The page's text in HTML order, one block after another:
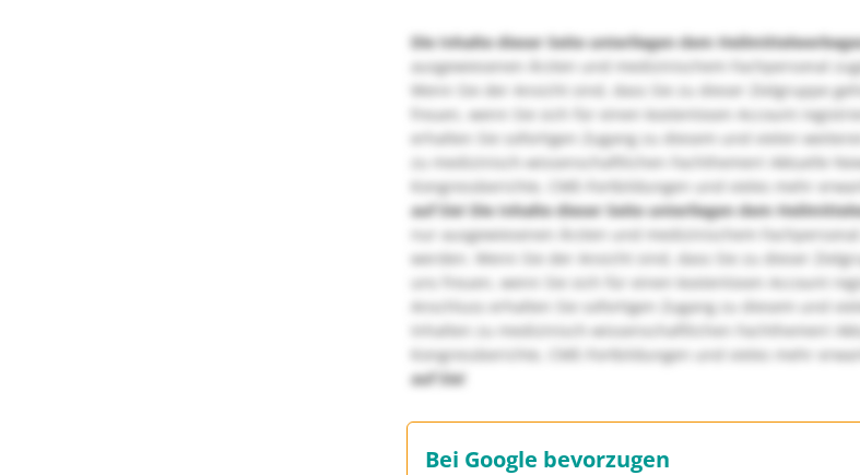
Die Inhalte dieser Seite unterliegen dem
ausgewiesenen Ärzten und medizinischem Fachpersonal
Wenn Sie der Ansicht sind, dass Sie zu dieser Zielgruppe
freuen, wenn Sie sich für einen kostenlosen Account
erhalten Sie sofortigen Zugang zu diesem und vielen
zu medizinisch-wissenschaftlichen Fachthemen! Aktuelle
Kongressberichte, CME-Fortbildungen und vieles mehr
auf Sie! Die Inhalte dieser Seite unterliegen dem
nur ausgewiesenen Ärzten und medizinischem Fachpersonal
werden. Wenn Sie der Ansicht sind, dass Sie zu dieser
uns freuen, wenn Sie sich für einen kostenlosen Account
Anschluss erhalten Sie sofortigen Zugang zu diesem und
Inhalten zu medizinisch-wissenschaftlichen Fachthemen!
Kongressberichte, CME-Fortbildungen und vieles mehr
auf Sie!
Bei Google bevorzugen